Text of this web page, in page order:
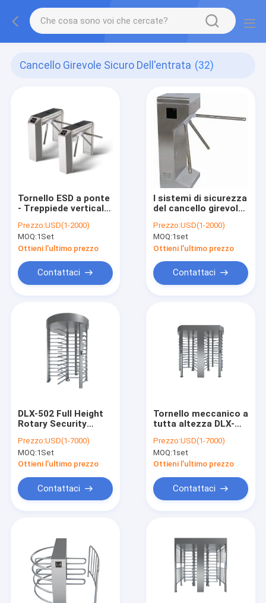
Cancello Girevole Sicuro Dell'entrata (32)
Tornello ESD a ponte
- Treppiede verticale
in acciaio
inossidabile 304 per il
controllo degli
accessi
Prezzo:USD(1-2000)
MOQ:1Set
Ottieni l'ultimo prezzo
Contattaci
I sistemi di sicurezza
del cancello girevole
prendono le impronte
digitali a o lettore di
schede di
identificazione RFID
Prezzo:USD(1-2000)
MOQ:1set
Ottieni l'ultimo prezzo
Contattaci
DLX-502 Full Height
Rotary Security
acciaio inossidabile,
con scanner di
impronte
Prezzo:USD(1-7000)
MOQ:1Set
Ottieni l'ultimo prezzo
Contattaci
Tornello meccanico a
tutta altezza DLX-
inossidabile 304, 30
persone/min,
semiautomatico
Prezzo:USD(1-7000)
MOQ:1set
Ottieni l'ultimo prezzo
Contattaci